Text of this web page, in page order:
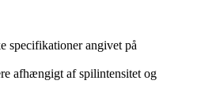
specifikationer angivet på
afhængigt af spilintensitet og